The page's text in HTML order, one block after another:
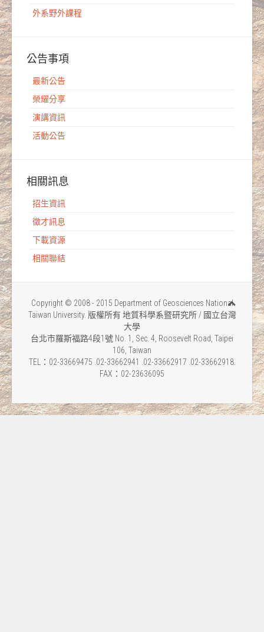
外系野外課程
公告事項
最新公告
榮耀分享
演講資訊
活動公告
相關訊息
招生資訊
徵才訊息
下載資源
相關聯結
Copyright © 2008 - 2015 Department of Geosciences National
Taiwan University. 版權所有 地質科學系暨研究所 / 國立台灣
大學
台北市羅斯福路4段1號 No. 1, Sec. 4, Roosevelt Road, Taipei
106, Taiwan
TEL：02-33669475 .02-33662941 .02-33662917 .02-33662918.
FAX：02-23636095